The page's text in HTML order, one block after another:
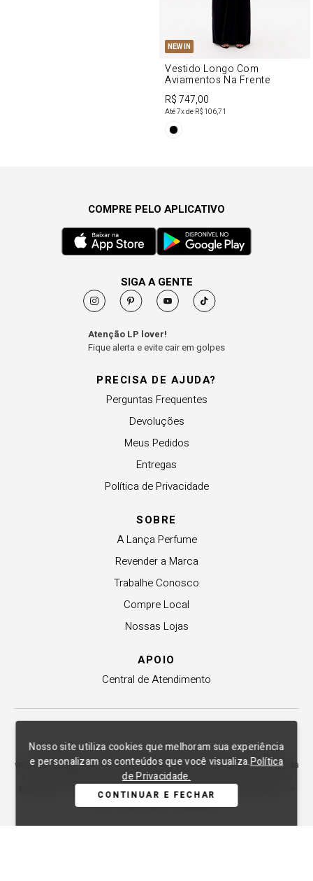
Nosso site utiliza cookies que melhoram sua experiência
e personalizam os conteúdos que você visualiza.Política
de Privacidade.
CONTINUAR E FECHAR
NEW IN
Vestido Longo Com
Aviamentos Na Frente
R$ 747,00
Até7x de R$ 106,71
PRECISA DE AJUDA?
Perguntas Frequentes
Devoluções
Meus Pedidos
Entregas
Política de Privacidade
SOBRE
A Lança Perfume
Revender a Marca
Trabalhe Conosco
Compre Local
Nossas Lojas
APOIO
Central de Atendimento
COMPRE PELO APLICATIVO
SIGA A GENTE
Atenção LP lover!
Fique alerta e evite cair em golpes
Copyright © 2012-2026. Todos os direitos reservados. As fotos aqui
veiculadas, logotipo e marca são de propriedade de Lança Perfume. É vedada
a sua reprodução, total ou parcial. Indústria e Comércio de Confecções La
Moda LTDA - CNPJ 79.653.119/0009-70 – Acesso estadual Rio Maina, nº